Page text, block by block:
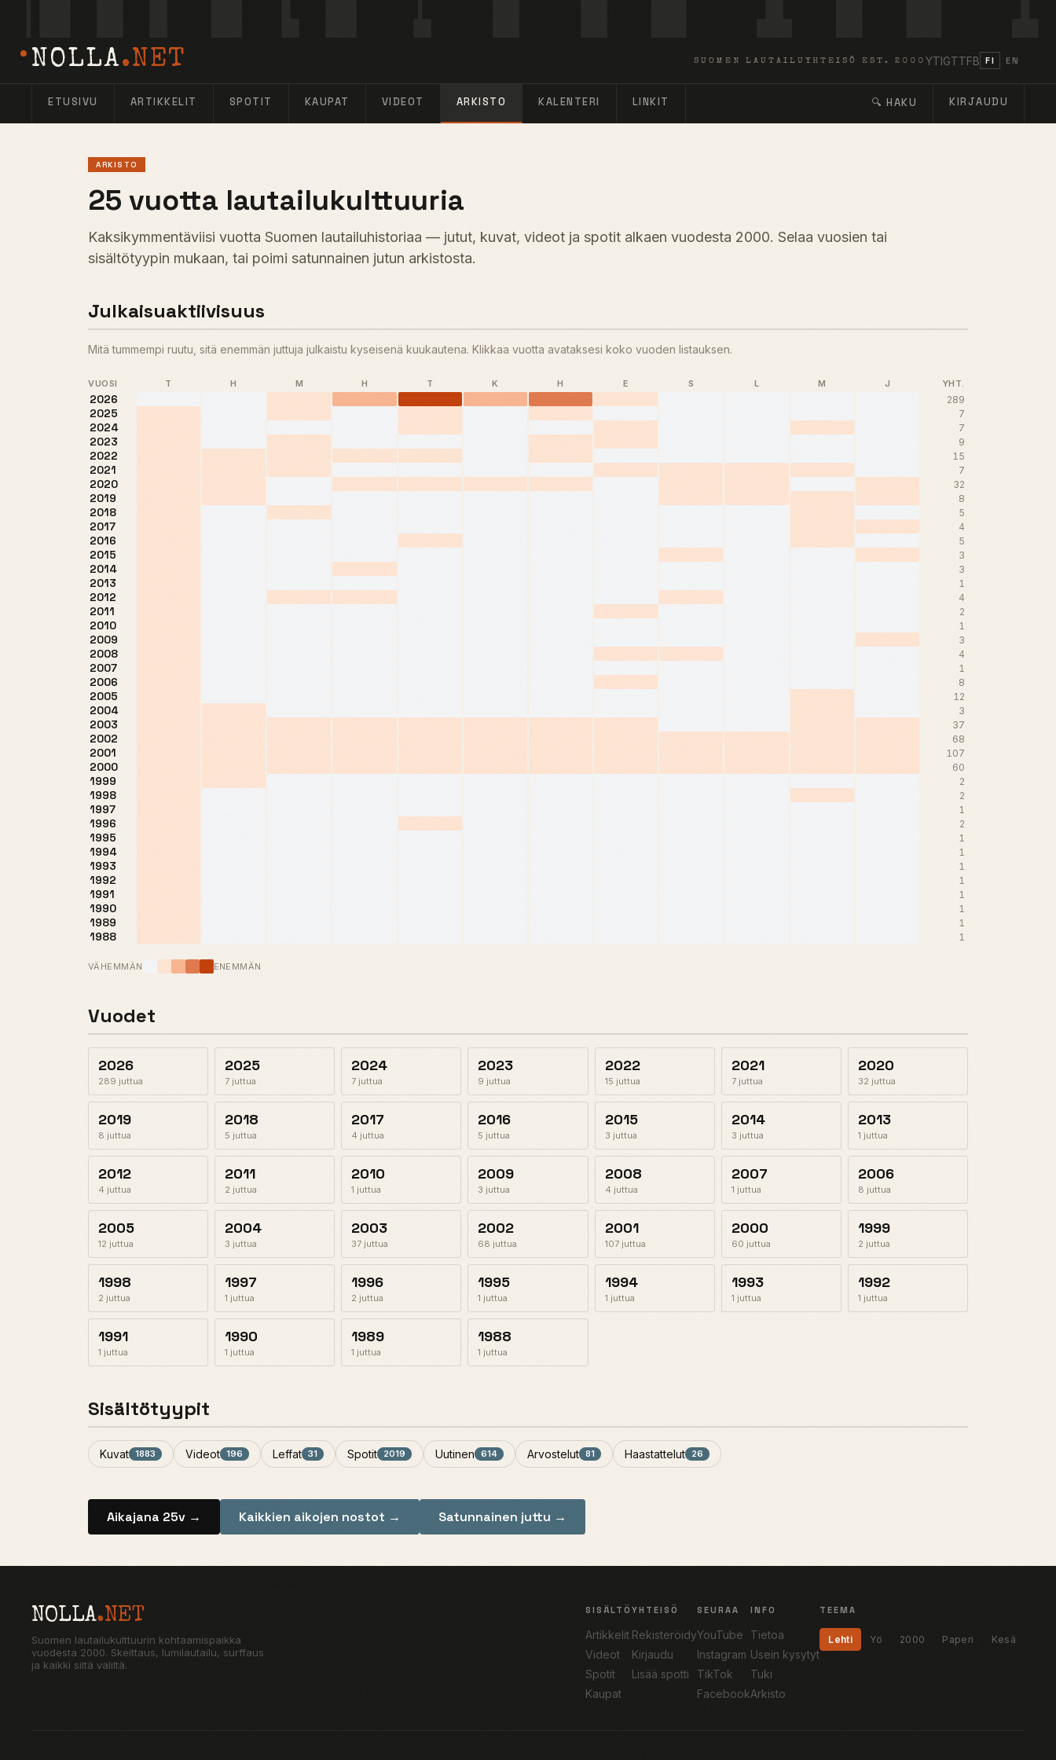
NOLLA.NET SUOMEN LAUTAILUYHTEISÖ EST. 2000 YTIGTTFB FI EN
ETUSIVU ARTIKKELIT SPOTIT KAUPAT VIDEOT ARKISTO KALENTERI LINKIT 🔍 HAKU KIRJAUDU
ARKISTO
25 vuotta lautailukulttuuria
Kaksikymmentäviisi vuotta Suomen lautailuhistoriaa — jutut, kuvat, videot ja spotit alkaen vuodesta 2000. Selaa vuosien tai
sisältötyypin mukaan, tai poimi satunnainen jutun arkistosta.
Julkaisuaktiivisuus
Mitä tummempi ruutu, sitä enemmän juttuja julkaistu kyseisenä kuukautena. Klikkaa vuotta avataksesi koko vuoden listauksen.
VUOSI T H M H T K H E S L M J YHT.
2026 289
2025 7
2024 7
2023 9
2022 15
2021 7
2020 32
2019 8
2018 5
2017 4
2016 5
2015 3
2014 3
2013 1
2012 4
2011 2
2010 1
2009 3
2008 4
2007 1
2006 8
2005 12
2004 3
2003 37
2002 68
2001 107
2000 60
1999 2
1998 2
1997 1
1996 2
1995 1
1994 1
1993 1
1992 1
1991 1
1990 1
1989 1
1988 1
VÄHEMMÄN ENEMMÄN
Vuodet
2026
289 juttua
2025
7 juttua
2024
7 juttua
2023
9 juttua
2022
15 juttua
2021
7 juttua
2020
32 juttua
2019
8 juttua
2018
5 juttua
2017
4 juttua
2016
5 juttua
2015
3 juttua
2014
3 juttua
2013
1 juttua
2012
4 juttua
2011
2 juttua
2010
1 juttua
2009
3 juttua
2008
4 juttua
2007
1 juttua
2006
8 juttua
2005
12 juttua
2004
3 juttua
2003
37 juttua
2002
68 juttua
2001
107 juttua
2000
60 juttua
1999
2 juttua
1998
2 juttua
1997
1 juttua
1996
2 juttua
1995
1 juttua
1994
1 juttua
1993
1 juttua
1992
1 juttua
1991
1 juttua
1990
1 juttua
1989
1 juttua
1988
1 juttua
Sisältötyypit
Kuvat 1883 Videot 196 Leffat 31 Spotit 2019 Uutinen 614 Arvostelut 81 Haastattelut 26
Aikajana 25v → Kaikkien aikojen nostot → Satunnainen juttu →
NOLLA.NET
Suomen lautailukulttuurin kohtaamispaikka
vuodesta 2000. Skeittaus, lumilautailu, surffaus
ja kaikki siltä väliltä.
SISÄLTÖ
Artikkelit
Videot
Spotit
Kaupat
YHTEISÖ
Rekisteröidy
Kirjaudu
Lisää spotti
SEURAA
YouTube
Instagram
TikTok
Facebook
INFO
Tietoa
Usein kysytyt
Tuki
Arkisto
TEEMA
Lehti Yö 2000 Paperi Kesä